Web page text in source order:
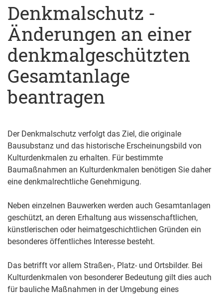
Denkmalschutz -
Änderungen an einer
denkmalgeschützten
Gesamtanlage
beantragen
Der Denkmalschutz verfolgt das Ziel, die originale
Bausubstanz und das historische Erscheinungsbild von
Kulturdenkmalen zu erhalten. Für bestimmte
Baumaßnahmen an Kulturdenkmalen benötigen Sie daher
eine denkmalrechtliche Genehmigung.
Neben einzelnen Bauwerken werden auch Gesamtanlagen
geschützt, an deren Erhaltung aus wissenschaftlichen,
künstlerischen oder heimatgeschichtlichen Gründen ein
besonderes öffentliches Interesse besteht.
Das betrifft vor allem Straßen-, Platz- und Ortsbilder. Bei
Kulturdenkmalen von besonderer Bedeutung gilt dies auch
für bauliche Maßnahmen in der Umgebung eines